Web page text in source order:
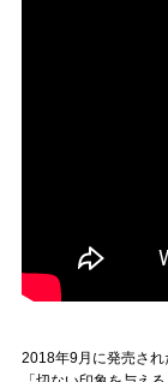
2018年9月に発売され